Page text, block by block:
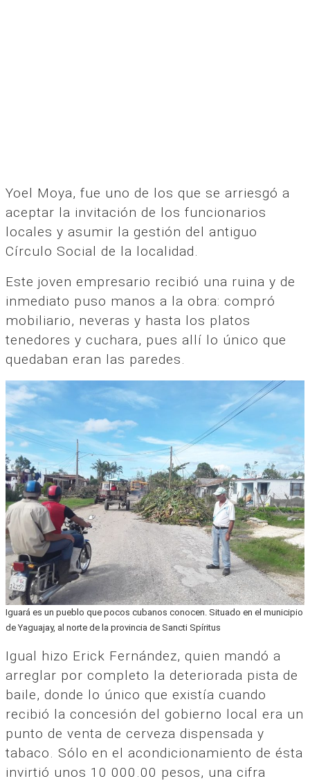
Yoel Moya, fue uno de los que se arriesgó a
aceptar la invitación de los funcionarios
locales y asumir la gestión del antiguo
Círculo Social de la localidad.
Este joven empresario recibió una ruina y de
inmediato puso manos a la obra: compró
mobiliario, neveras y hasta los platos
tenedores y cuchara, pues allí lo único que
quedaban eran las paredes.
Iguará es un pueblo que pocos cubanos conocen. Situado en el municipio
de Yaguajay, al norte de la provincia de Sancti Spíritus
Igual hizo Erick Fernández, quien mandó a
arreglar por completo la deteriorada pista de
baile, donde lo único que existía cuando
recibió la concesión del gobierno local era un
punto de venta de cerveza dispensada y
tabaco. Sólo en el acondicionamiento de ésta
invirtió unos 10 000.00 pesos, una cifra